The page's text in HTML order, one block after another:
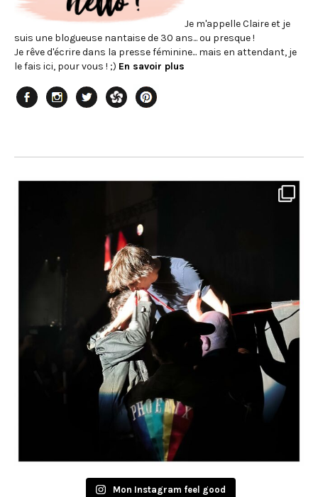
Je m'appelle Claire et je
suis une blogueuse nantaise de 30 ans... ou presque !
Je rêve d'écrire dans la presse féminine... mais en attendant, je
le fais ici, pour vous ! ;) En savoir plus
Mon Instagram feel good